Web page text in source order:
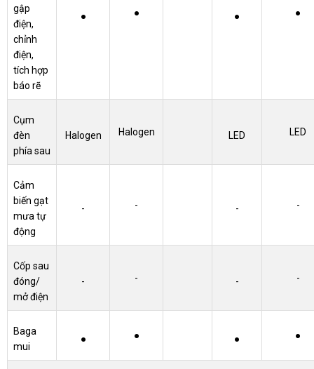
gập
điện,
chỉnh
điện,
tích hợp
báo rẽ
● ● ● ●
Cụm
đèn
phía sau
Halogen Halogen LED LED
Cảm
biến gạt
mưa tự
động
- - - -
Cốp sau
đóng/
mở điện
- - - -
Baga
mui
● ● ● ●